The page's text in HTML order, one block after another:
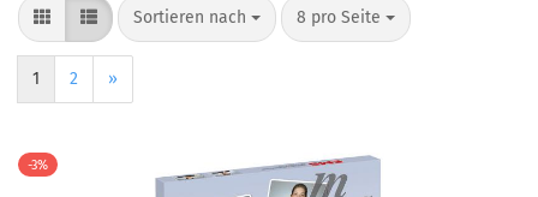
Sortieren nach 8 pro Seite
1 2 »
-3%